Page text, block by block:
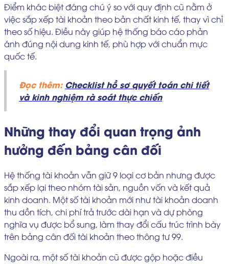
Điểm khác biệt đáng chú ý so với quy định cũ nằm ở
việc sắp xếp tài khoản theo bản chất kinh tế, thay vì chỉ
theo số hiệu. Điều này giúp hệ thống báo cáo phản
ánh đúng nội dung kinh tế, phù hợp với chuẩn mực
quốc tế.
Đọc thêm: Checklist hồ sơ quyết toán chi tiết
và kinh nghiệm rà soát thực chiến
Những thay đổi quan trọng ảnh
hưởng đến bảng cân đối
Hệ thống tài khoản vẫn giữ 9 loại cơ bản nhưng được
sắp xếp lại theo nhóm tài sản, nguồn vốn và kết quả
kinh doanh. Một số tài khoản mới như tài khoản doanh
thu dồn tích, chi phí trả trước dài hạn và dự phòng
nghĩa vụ được bổ sung, làm thay đổi cấu trúc trình bày
trên bảng cân đối tài khoản theo thông tư 99.
Ngoài ra, một số tài khoản cũ được gộp hoặc điều